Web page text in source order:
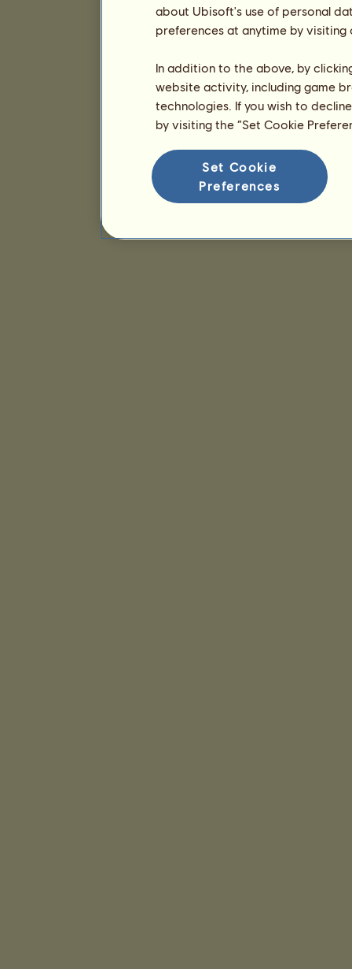
about Ubisoft's use of personal
preferences at anytime by
In addition to the above, by
website activity, including game
technologies. If you wish to
by visiting the “Set Cookie
Set Cookie
Preferences